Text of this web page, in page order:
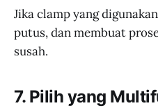
Jika clamp yang
putus, dan membuat
susah.
7. Pilih yang